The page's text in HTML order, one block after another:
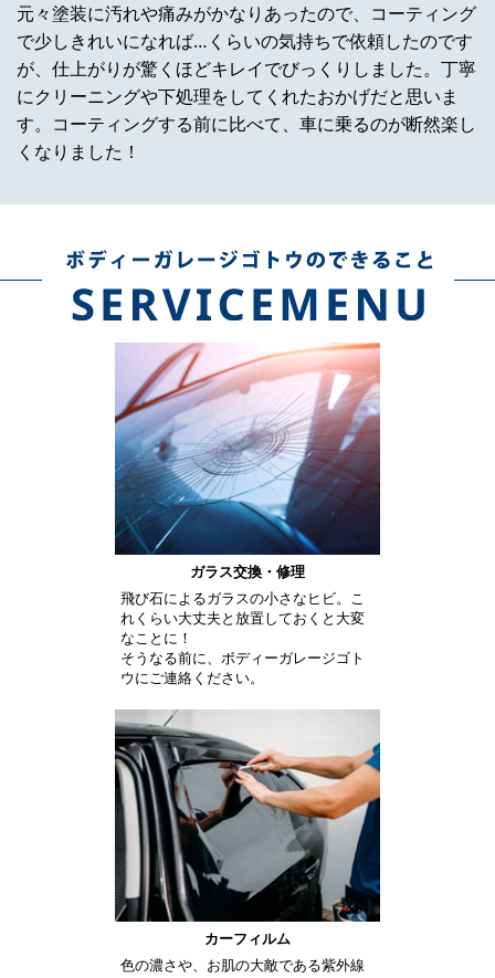
元々塗装に汚れや痛みがかなりあったので、コーティング
で少しきれいになれば…くらいの気持ちで依頼したのです
が、仕上がりが驚くほどキレイでびっくりしました。丁寧
にクリーニングや下処理をしてくれたおかげだと思いま
す。コーティングする前に比べて、車に乗るのが断然楽し
くなりました！
ガラス交換・修理
飛び石によるガラスの小さなヒビ。こ
れくらい大丈夫と放置しておくと大変
なことに！
そうなる前に、ボディーガレージゴト
ウにご連絡ください。
カーフィルム
色の濃さや、お肌の大敵である紫外線